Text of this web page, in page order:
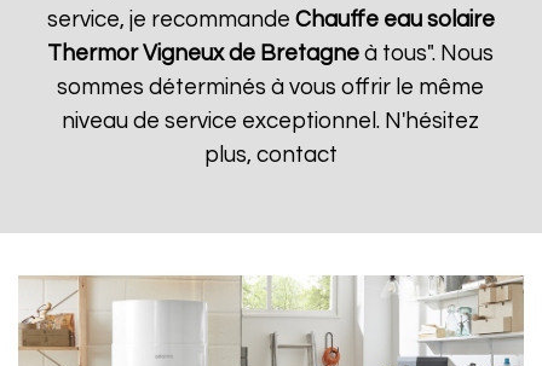
service, je recommande Chauffe eau solaire
Thermor Vigneux de Bretagne à tous". Nous
sommes déterminés à vous offrir le même
niveau de service exceptionnel. N'hésitez
plus, contact